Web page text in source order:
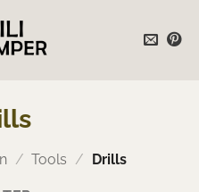
/ Tools / Drills